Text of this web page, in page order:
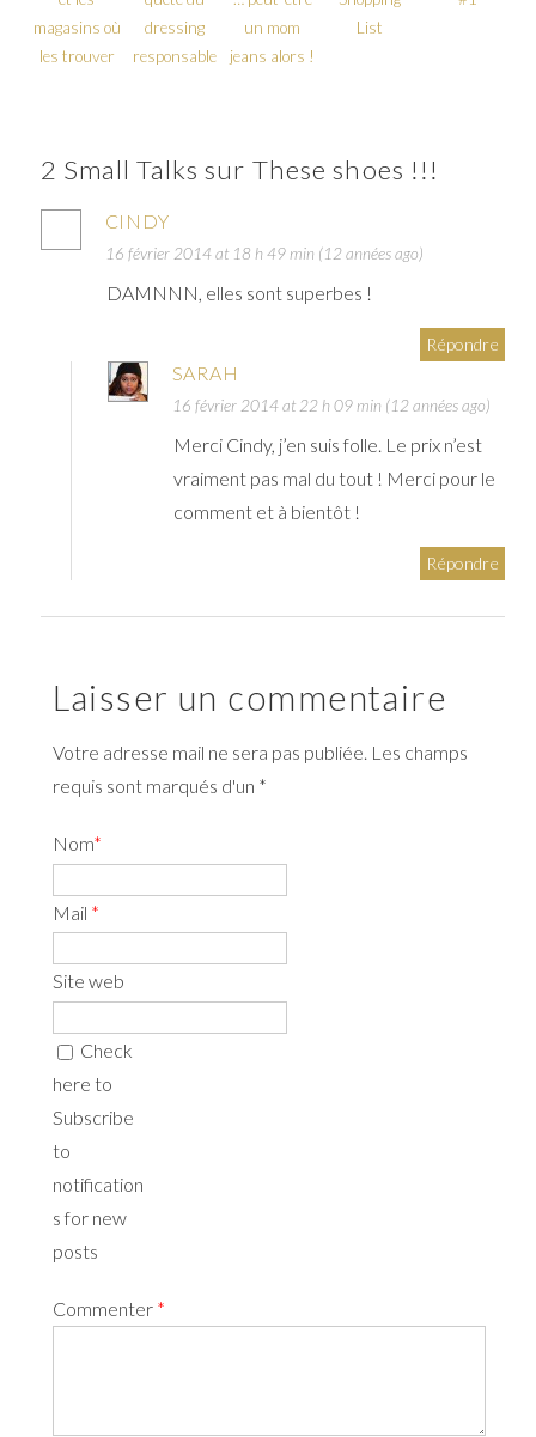
magasins où
les trouver
dressing
responsable
un mom
jeans alors !
List
2 Small Talks sur These shoes !!!
CINDY
16 février 2014 at 18 h 49 min (12 années ago)
DAMNNN, elles sont superbes !
Répondre
SARAH
16 février 2014 at 22 h 09 min (12 années ago)
Merci Cindy, j’en suis folle. Le prix n’est
vraiment pas mal du tout ! Merci pour le
comment et à bientôt !
Répondre
Laisser un commentaire
Votre adresse mail ne sera pas publiée. Les champs
requis sont marqués d'un *
Nom*
Mail *
Site web
Check
here to
Subscribe
to
notification
s for new
posts
Commenter *